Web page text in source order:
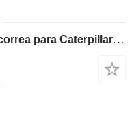
Caterpillar 279-2589 tensor de correa para Caterpillar C9.3 / C15 / C18 excavadora